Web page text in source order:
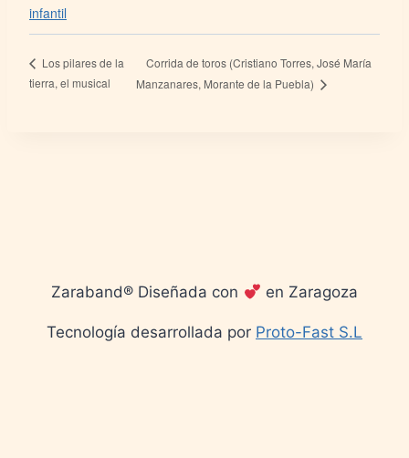
infantil
Los pilares de la
tierra, el musical
Corrida de toros (Cristiano Torres, José María
Manzanares, Morante de la Puebla)
Zaraband® Diseñada con en Zaragoza
Tecnología desarrollada por Proto-Fast S.L